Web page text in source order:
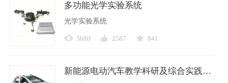
多功能光学实验系统
光学实验系统
5680 2587 841
新能源电动汽车教学科研及综合实践平台(原型车)